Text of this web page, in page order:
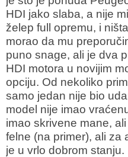
HDI jako slaba, a nije
želep full opremu, i
morao da mu
puno snage, ali je dva
HDI motora u novijim
opciju. Od nekoliko
samo jedan nije bio
model nije imao
imao skrivene mane,
felne (na primer), ali za
je u vrlo dobrom stanju.